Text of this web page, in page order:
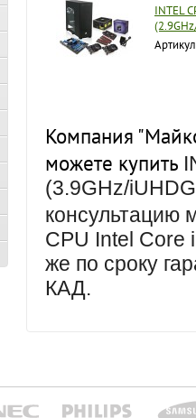
INTEL
Компания
можете купить
(3.9GHz/
консультацию
CPU Intel Core
же по сроку
КАД.